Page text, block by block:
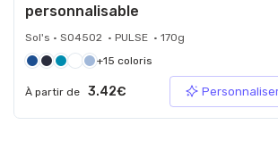
personnalisable
Sol's • S04502 • PULSE • 170g
+15 coloris
À partir de 3.42€